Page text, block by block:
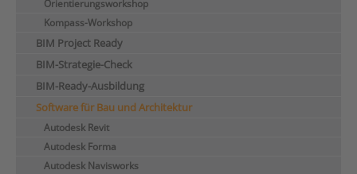
Orientierungsworkshop
Kompass-Workshop
BIM Project Ready
BIM-Strategie-Check
BIM-Ready-Ausbildung
Software für Bau und Architektur
Autodesk Revit
Autodesk Forma
Autodesk Navisworks